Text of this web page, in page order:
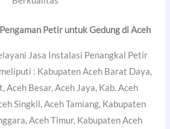
Petir untuk Gedung di Aceh
Jasa Instalasi Penangkal Petir
: Kabupaten Aceh Barat Daya,
Aceh Besar, Aceh Jaya, Kab. Aceh
Singkil, Aceh Tamiang, Kabupaten
Aceh Timur, Kabupaten Aceh